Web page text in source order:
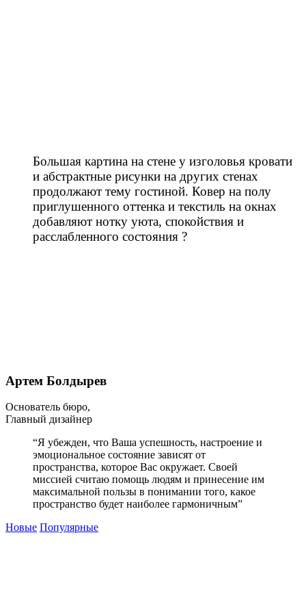
Большая картина на стене у изголовья кровати
и абстрактные рисунки на других стенах
продолжают тему гостиной. Ковер на полу
приглушенного оттенка и текстиль на окнах
добавляют нотку уюта, спокойствия и
расслабленного состояния ?
Артем Болдырев
Основатель бюро,
Главный дизайнер
“Я убежден, что Ваша успешность, настроение и
эмоциональное состояние зависят от
пространства, которое Вас окружает. Своей
миссией считаю помощь людям и принесение им
максимальной пользы в понимании того, какое
пространство будет наиболее гармоничным”
Новые Популярные